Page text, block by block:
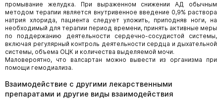
промывание желудка. При выраженном снижении АД обычным
методом терапии является внутривенное введение 0,9% раствора
натрия хлорида, пациента следует уложить, приподняв ноги, на
необходимый для терапии период времени, принять активные меры
по поддержанию деятельности сердечно-сосудистой системы,
включая регулярный контроль деятельности сердца и дыхательной
системы, объема ОЦК и количества выделяемой мочи.
Маловероятно, что валсартан можно вывести из организма при
помощи гемодиализа.
Взаимодействие с другими лекарственными
препаратами и другие виды взаимодействия